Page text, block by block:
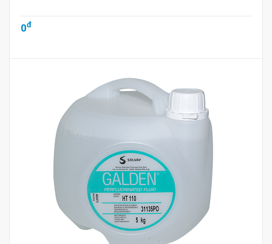
0đ